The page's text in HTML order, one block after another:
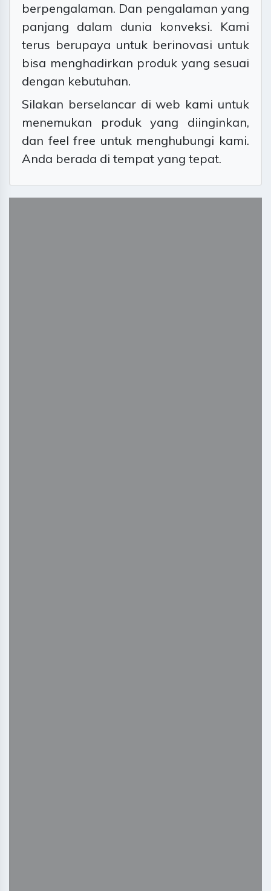
berpengalaman. Dan pengalaman yang
panjang dalam dunia konveksi. Kami
terus berupaya untuk berinovasi untuk
bisa menghadirkan produk yang sesuai
dengan kebutuhan.
Silakan berselancar di web kami untuk
menemukan produk yang diinginkan,
dan feel free untuk menghubungi kami.
Anda berada di tempat yang tepat.